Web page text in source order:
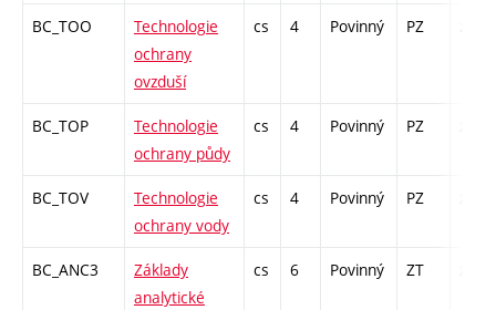
BC_TOO
Technologie
ochrany
ovzduší
cs 4 Povinný PZ
BC_TOP
Technologie
ochrany půdy
cs 4 Povinný PZ
BC_TOV
Technologie
ochrany vody
cs 4 Povinný PZ
BC_ANC3
Základy
analytické
cs 6 Povinný ZT